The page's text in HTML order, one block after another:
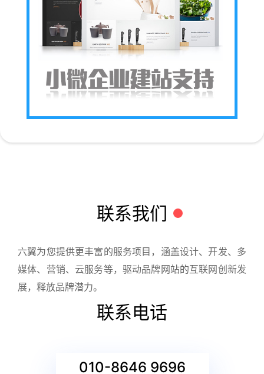
联系我们
六翼为您提供更丰富的服务项目，涵盖设计、开发、多
媒体、营销、云服务等，驱动品牌网站的互联网创新发
展，释放品牌潜力。
联系电话
010-8646 9696